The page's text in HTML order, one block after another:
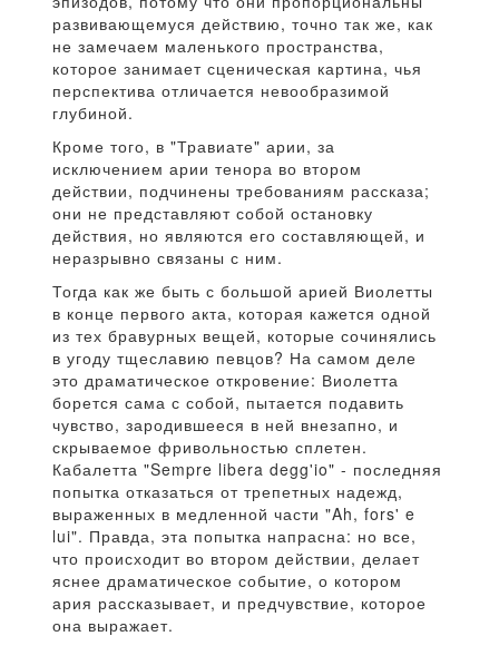
развивающемуся действию, точно так же, как
не замечаем маленького пространства,
которое занимает сценическая картина, чья
перспектива отличается невообразимой
глубиной.
Кроме того, в "Травиате" арии, за
исключением арии тенора во втором
действии, подчинены требованиям рассказа;
они не представляют собой остановку
действия, но являются его составляющей, и
неразрывно связаны с ним.
Тогда как же быть с большой арией Виолетты
в конце первого акта, которая кажется одной
из тех бравурных вещей, которые сочинялись
в угоду тщеславию певцов? На самом деле
это драматическое откровение: Виолетта
борется сама с собой, пытается подавить
чувство, зародившееся в ней внезапно, и
скрываемое фривольностью сплетен.
Кабалетта "Sempre libera degg'io" - последняя
попытка отказаться от трепетных надежд,
выраженных в медленной части "Ah, fors' e
lui". Правда, эта попытка напрасна: но все,
что происходит во втором действии, делает
яснее драматическое событие, о котором
ария рассказывает, и предчувствие, которое
она выражает.